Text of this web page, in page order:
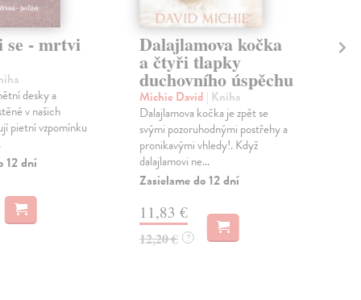
se - mrtvi
desky a
v našich
pietní vzpomínku
12 dní
Dalajlamova kočka
a čtyři tlapky
duchovního úspěchu
Michie David | Kniha
Dalajlamova kočka je zpět se
svými pozoruhodnými postřehy a
pronikavými vhledy!. Když
dalajlamovi ne...
Zasielame do 12 dní
11,83 €
12,20 € ?